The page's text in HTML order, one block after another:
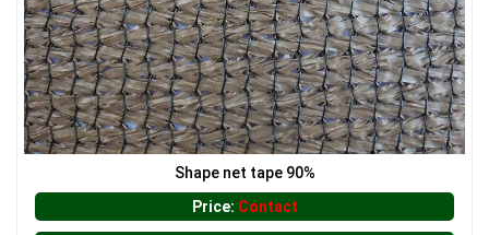
Shape net tape 90%
Price: Contact